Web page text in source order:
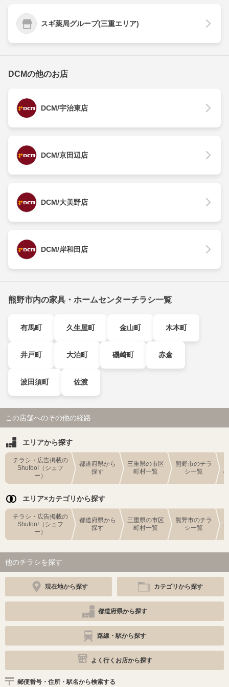
スギ薬局グループ(三重エリア)
DCMの他のお店
DCM/宇治東店
DCM/京田辺店
DCM/大美野店
DCM/岸和田店
熊野市内の家具・ホームセンターチラシ一覧
有馬町 久生屋町 金山町 木本町
井戸町 大泊町 磯崎町 赤倉
波田須町 佐渡
この店舗へのその他の経路
エリアから探す
チラシ・広告掲載の
Shufoo!（シュフ
ー）
都道府県から
探す
三重県の市区
町村一覧
熊野市のチラ
シ一覧
エリア×カテゴリから探す
チラシ・広告掲載の
Shufoo!（シュフ
ー）
都道府県から
探す
三重県の市区
町村一覧
熊野市のチラ
シ一覧
他のチラシを探す
現在地から探す カテゴリから探す
都道府県から探す
路線・駅から探す
よく行くお店から探す
郵便番号・住所・駅名から検索する